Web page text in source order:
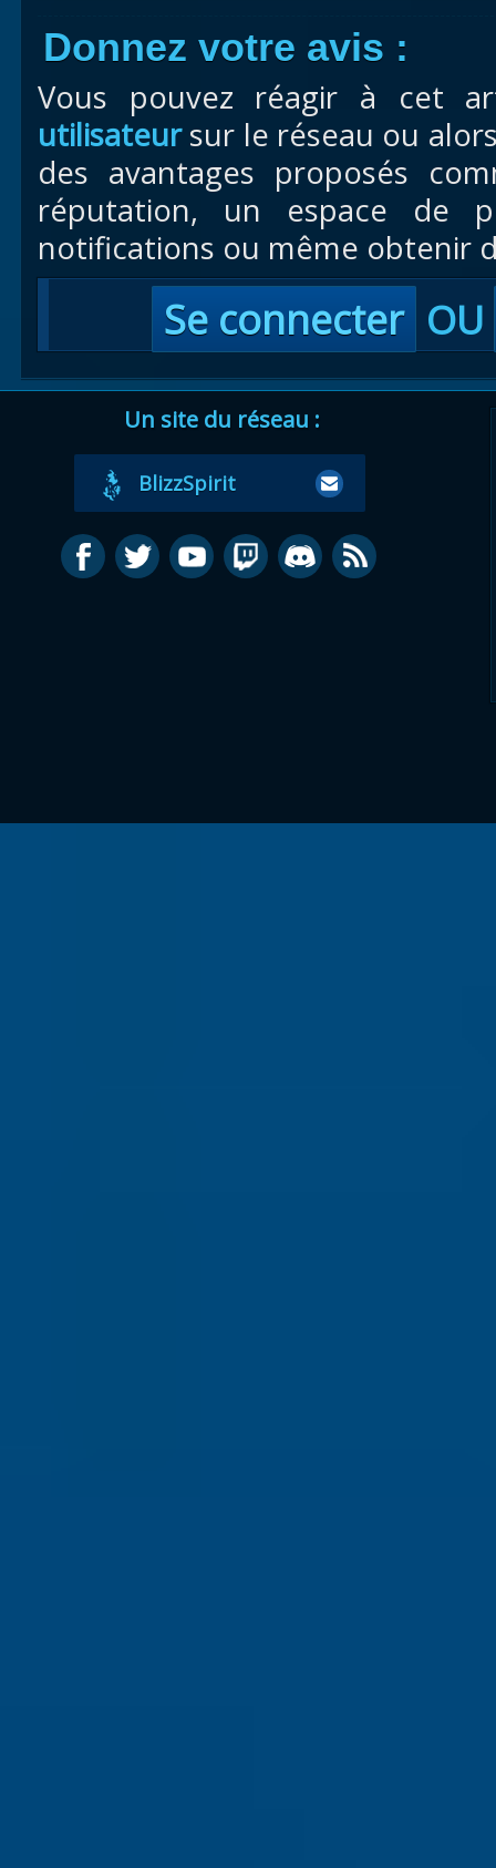
Donnez votre avis :
Vous pouvez réagir à cet
utilisateursur le réseau ou
des avantages proposés
réputation, un espace de
notifications ou même obtenir
Se connecter OU
Un site du réseau :
BlizzSpirit